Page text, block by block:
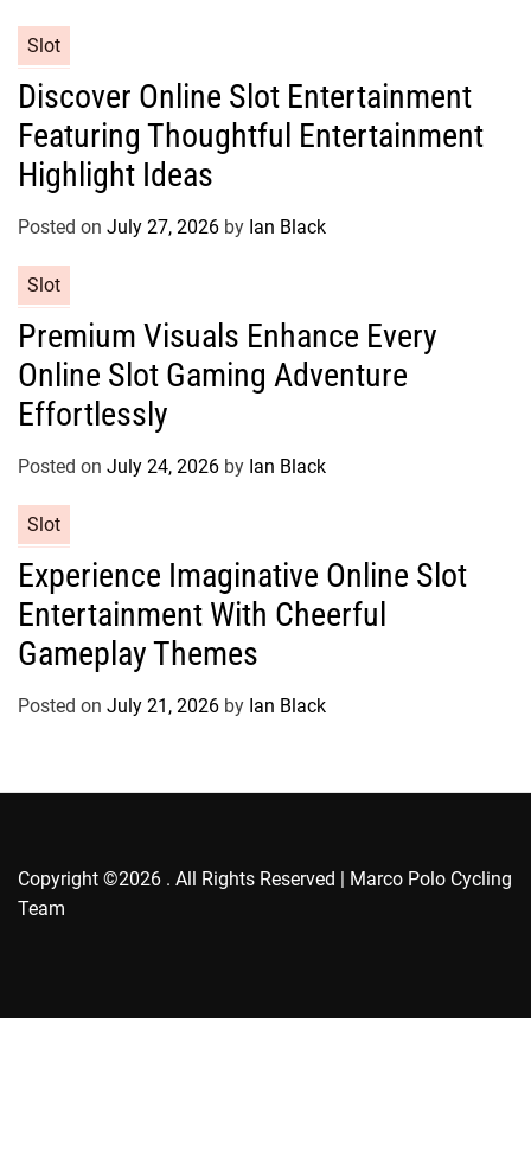
s
a
e
g
o
r
s
Slot
Discover Online Slot Entertainment
Featuring Thoughtful Entertainment
Highlight Ideas
Posted on July 27, 2026 by Ian Black
a
e
g
o
r
s
Slot
Premium Visuals Enhance Every
Online Slot Gaming Adventure
Effortlessly
Posted on July 24, 2026 by Ian Black
a
e
g
o
r
Slot
Experience Imaginative Online Slot
Entertainment With Cheerful
Gameplay Themes
Posted on July 21, 2026 by Ian Black
Copyright ©2026 . All Rights Reserved | Marco Polo Cycling
Team